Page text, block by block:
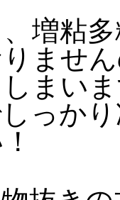
増粘
ませ
まい
っか